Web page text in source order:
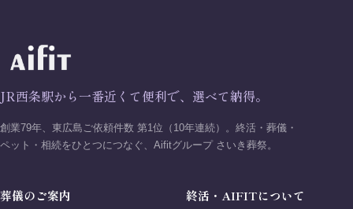
JR西条駅から一番近くて便利で、選べて納得。
創業79年、東広島ご依頼件数 第1位（10年連続）。終活・葬儀・
ペット・相続をひとつにつなぐ、Aifitグループ さいき葬祭。
葬儀のご案内 終活・AIFITについて